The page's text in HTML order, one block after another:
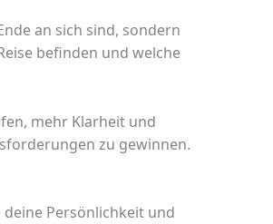
an sich sind, sondern
befinden und welche
mehr Klarheit und
zu gewinnen.
Persönlichkeit und